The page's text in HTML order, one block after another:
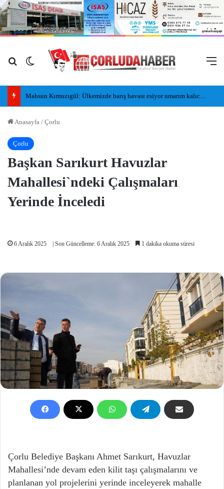
Arama yap ...
Dış görünümü değiştir
Anasayfa / Çorlu
Çorlu
Başkan Sarıkurt Havuzlar
Mahallesi`ndeki Çalışmaları
Yerinde İnceledi
6 Aralık 2025 | Son Güncelleme: 6 Aralık 2025 1 dakika okuma süresi
Çorlu Belediye Başkanı Ahmet Sarıkurt, Havuzlar
Mahallesi’nde devam eden kilit taşı çalışmalarını ve
planlanan yol projelerini yerinde inceleyerek mahalle